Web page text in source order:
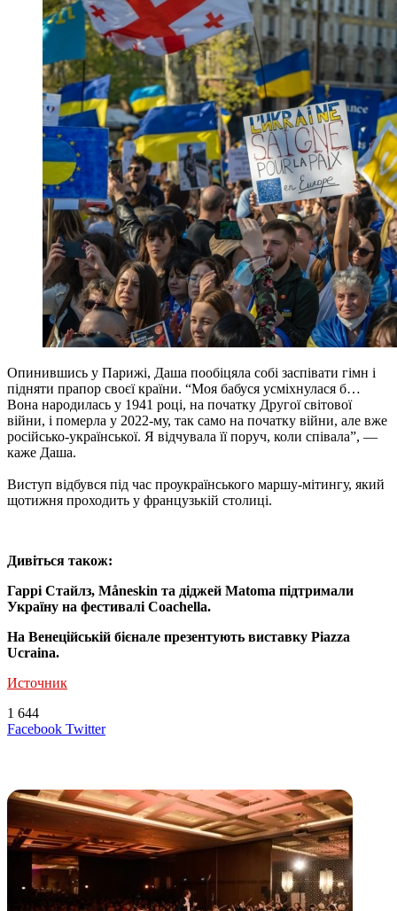
Опинившись у Парижі, Даша пообіцяла собі заспівати гімн і
підняти прапор своєї країни. “Моя бабуся усмiхнулася б…
Вона народилась у 1941 роцi, на початку Другої світової
війни, i померла у 2022-му, так само на початку вiйни, але вже
російсько-української. Я відчувала її поруч, коли спiвала”, —
каже Даша.
Виступ відбувся під час проукраїнського маршу-мітингу, який
щотижня проходить у французькій столиці.
Дивіться також:
Гаррі Стайлз, Måneskin та діджей Matoma підтримали
Україну на фестивалі Coachella.
На Венеційській бієнале презентують виставку Piazza
Ucraina.
Источник
1 644
Facebook TwitterLinkedIn
Tumblr
Reddit
Вконтакте
Одноклассники
Skype
Messenger
Messenger
WhatsApp
Telegram
Viber
Line
Поделиться
Печатать